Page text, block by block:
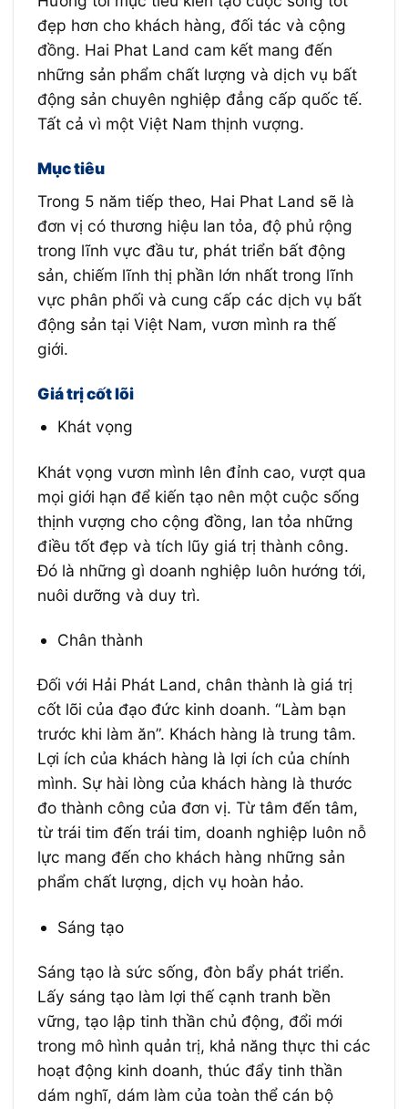
đẹp hơn cho khách hàng, đối tác và cộng
đồng. Hai Phat Land cam kết mang đến
những sản phẩm chất lượng và dịch vụ bất
động sản chuyên nghiệp đẳng cấp quốc tế.
Tất cả vì một Việt Nam thịnh vượng.
Mục tiêu
Trong 5 năm tiếp theo, Hai Phat Land sẽ là
đơn vị có thương hiệu lan tỏa, độ phủ rộng
trong lĩnh vực đầu tư, phát triển bất động
sản, chiếm lĩnh thị phần lớn nhất trong lĩnh
vực phân phối và cung cấp các dịch vụ bất
động sản tại Việt Nam, vươn mình ra thế
giới.
Giá trị cốt lõi
Khát vọng
Khát vọng vươn mình lên đỉnh cao, vượt qua
mọi giới hạn để kiến tạo nên một cuộc sống
thịnh vượng cho cộng đồng, lan tỏa những
điều tốt đẹp và tích lũy giá trị thành công.
Đó là những gì doanh nghiệp luôn hướng tới,
nuôi dưỡng và duy trì.
Chân thành
Đối với Hải Phát Land, chân thành là giá trị
cốt lõi của đạo đức kinh doanh. “Làm bạn
trước khi làm ăn”. Khách hàng là trung tâm.
Lợi ích của khách hàng là lợi ích của chính
mình. Sự hài lòng của khách hàng là thước
đo thành công của đơn vị. Từ tâm đến tâm,
từ trái tim đến trái tim, doanh nghiệp luôn nỗ
lực mang đến cho khách hàng những sản
phẩm chất lượng, dịch vụ hoàn hảo.
Sáng tạo
Sáng tạo là sức sống, đòn bẩy phát triển.
Lấy sáng tạo làm lợi thế cạnh tranh bền
vững, tạo lập tinh thần chủ động, đổi mới
trong mô hình quản trị, khả năng thực thi các
hoạt động kinh doanh, thúc đẩy tinh thần
dám nghĩ, dám làm của toàn thể cán bộ